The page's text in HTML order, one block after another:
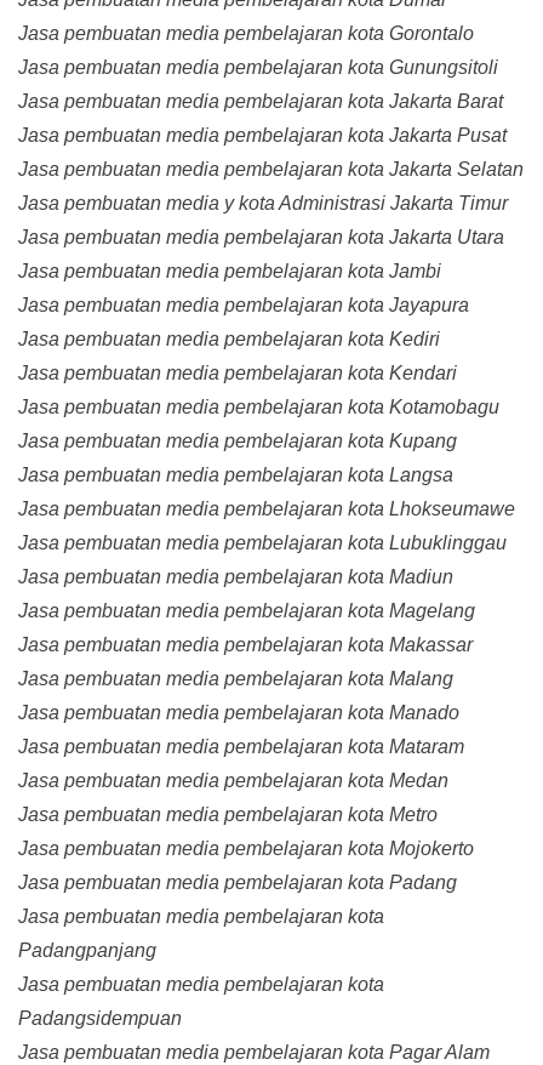
Jasa pembuatan media pembelajaran kota Gorontalo
Jasa pembuatan media pembelajaran kota Gunungsitoli
Jasa pembuatan media pembelajaran kota Jakarta Barat
Jasa pembuatan media pembelajaran kota Jakarta Pusat
Jasa pembuatan media pembelajaran kota Jakarta Selatan
Jasa pembuatan media y kota Administrasi Jakarta Timur
Jasa pembuatan media pembelajaran kota Jakarta Utara
Jasa pembuatan media pembelajaran kota Jambi
Jasa pembuatan media pembelajaran kota Jayapura
Jasa pembuatan media pembelajaran kota Kediri
Jasa pembuatan media pembelajaran kota Kendari
Jasa pembuatan media pembelajaran kota Kotamobagu
Jasa pembuatan media pembelajaran kota Kupang
Jasa pembuatan media pembelajaran kota Langsa
Jasa pembuatan media pembelajaran kota Lhokseumawe
Jasa pembuatan media pembelajaran kota Lubuklinggau
Jasa pembuatan media pembelajaran kota Madiun
Jasa pembuatan media pembelajaran kota Magelang
Jasa pembuatan media pembelajaran kota Makassar
Jasa pembuatan media pembelajaran kota Malang
Jasa pembuatan media pembelajaran kota Manado
Jasa pembuatan media pembelajaran kota Mataram
Jasa pembuatan media pembelajaran kota Medan
Jasa pembuatan media pembelajaran kota Metro
Jasa pembuatan media pembelajaran kota Mojokerto
Jasa pembuatan media pembelajaran kota Padang
Jasa pembuatan media pembelajaran kota
Padangpanjang
Jasa pembuatan media pembelajaran kota
Padangsidempuan
Jasa pembuatan media pembelajaran kota Pagar Alam